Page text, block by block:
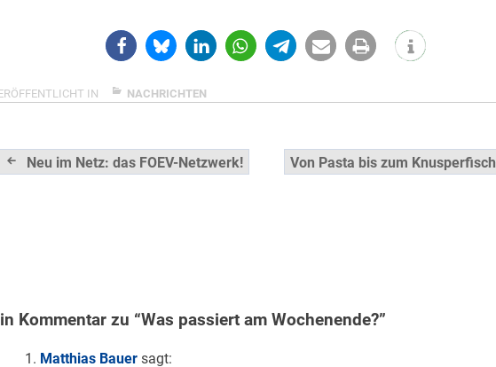
IN NACHRICHTEN
Beitragsnavigation
Neu im Netz: das FOEV-Netzwerk! Von Pasta bis zum Knusperfisch
Kommentar zu “Was passiert am Wochenende?”
Matthias Bauer sagt: